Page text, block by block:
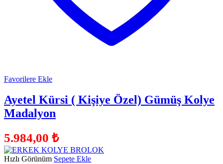
Favorilere Ekle
Ayetel Kürsi ( Kişiye Özel) Gümüş Kolye
Madalyon
5.984,00 ₺
Hızlı Görünüm Sepete Ekle